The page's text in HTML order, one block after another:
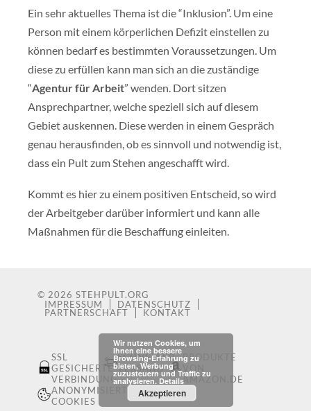
Ein sehr aktuelles Thema ist die “Inklusion”. Um eine
Person mit einem körperlichen Defizit einstellen zu
können bedarf es bestimmten Voraussetzungen. Um
diese zu erfüllen kann man sich an die zuständige
“Agentur für Arbeit” wenden. Dort sitzen
Ansprechpartner, welche speziell sich auf diesem
Gebiet auskennen. Diese werden in einem Gespräch
genau herausfinden, ob es sinnvoll und notwendig ist,
dass ein Pult zum Stehen angeschafft wird.
Kommt es hier zu einem positiven Entscheid, so wird
der Arbeitgeber darüber informiert und kann alle
Maßnahmen für die Beschaffung einleiten.
© 2026 STEHPULT.ORG
IMPRESSUM
DATENSCHUTZ
PARTNERSCHAFT KONTAKT
SSL
GESICHERTE
VERBINDUNG
SCHNELLER
VERSAND
PRODUKTE
AMAZON.DE
ANONYMISIERTE
COOKIES
Wir nutzen Cookies, um
Ihnen eine bessere
Browsing-Erfahrung zu
bieten, Werbung
zuzusteuern und Traffic zu
analysieren. Details
Akzeptieren